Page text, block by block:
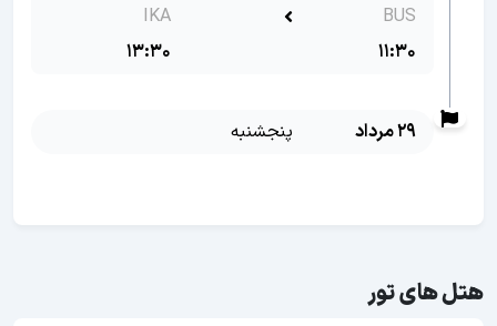
BUS
11:30
IKA
13:30
29 مرداد پنجشنبه
هتل های تور